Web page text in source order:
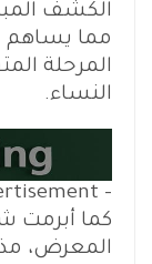
الكشف
مما
المرحلة
النساء.
- Advertisement -
كما أبرمت
المعرض،